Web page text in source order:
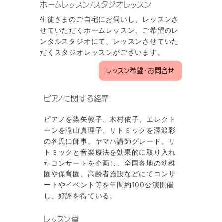
ホームレッスン/スタジオレッスン
生徒さまのご自宅にお伺いし、レッスンさ
せていただくホームレッスン、ご希望のレ
ンタルスタジオにて、レッスンさせていた
だくスタジオレッスンがございます。
レッスン希望・お問合せ
ピアノに関する経歴
ピアノを染矢敦子、木村依子、エレクト
ーンを滝山真理子、リトミックを澤渡彩
の各氏に師事。ヤマハ講師グレード。リ
トミックと音楽療法を効果的に取り入れ
たコンサートを企画し、全国各地の幼稚
園や保育園、高齢者施設などにてコンサ
ートやイベント等を年間約100公演開催
し、好評を得ている。
レッスン費